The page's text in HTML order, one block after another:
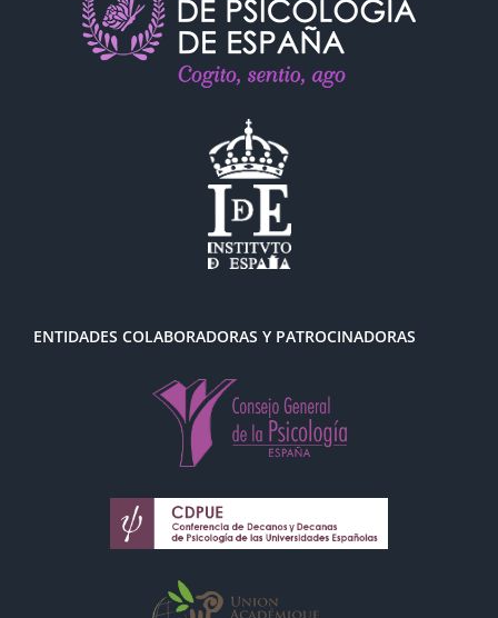
ENTIDADES COLABORADORAS Y PATROCINADORAS